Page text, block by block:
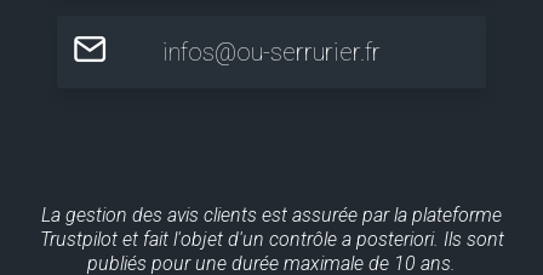
infos@ou-serrurier.fr
La gestion des avis clients est assurée par la plateforme
Trustpilot et fait l'objet d'un contrôle a posteriori. Ils sont
publiés pour une durée maximale de 10 ans.